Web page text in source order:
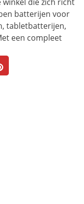
batterijen voor
tabletbatterijen,
een compleet